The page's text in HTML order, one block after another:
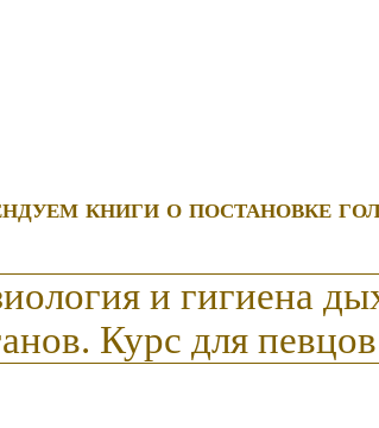
книги о постановке
и гигиена
Курс для